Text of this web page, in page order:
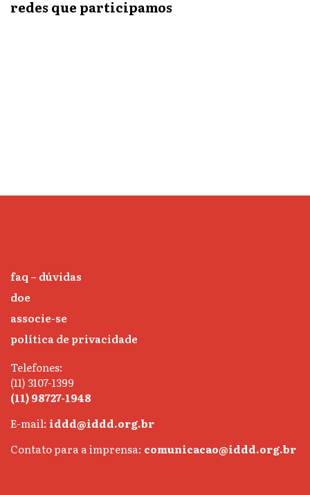
redes que participamos
faq – dúvidas
doe
associe-se
política de privacidade
Telefones:
(11) 3107-1399
(11) 98727-1948
E-mail: iddd@iddd.org.br
Contato para a imprensa: comunicacao@iddd.org.br